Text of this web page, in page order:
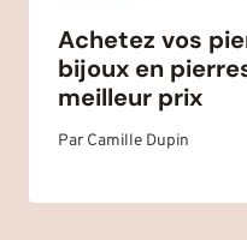
Achetez vos
bijoux en
meilleur prix
Par Camille Dupin